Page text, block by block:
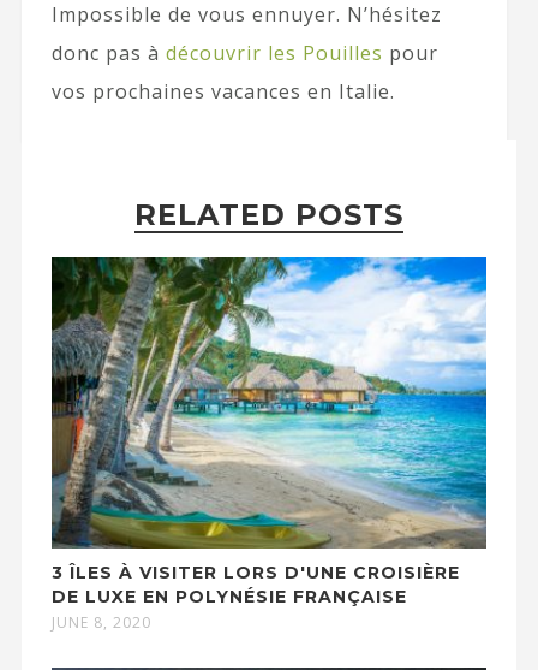
Impossible de vous ennuyer. N’hésitez
donc pas à découvrir les Pouilles pour
vos prochaines vacances en Italie.
RELATED POSTS
3 ÎLES À VISITER LORS D'UNE CROISIÈRE
DE LUXE EN POLYNÉSIE FRANÇAISE
JUNE 8, 2020